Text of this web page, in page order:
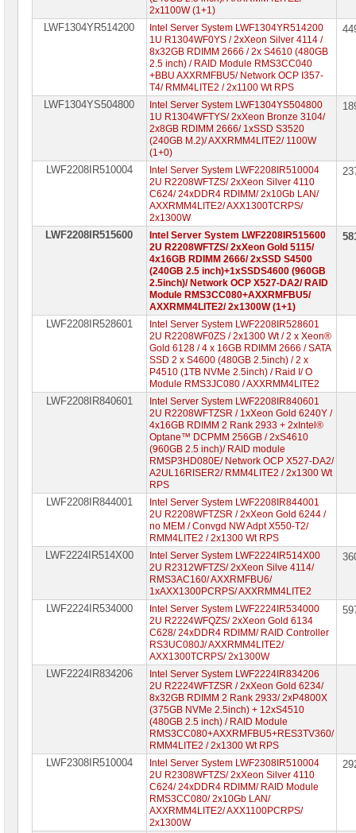
2x1100W (1+1)
LWF1304YR514200
Intel Server System LWF1304YR514200
1U R1304WF0YS / 2xXeon Silver 4114 /
8x32GB RDIMM 2666 / 2x S4610 (480GB
2.5 inch) / RAID Module RMS3CC040
+BBU AXXRMFBU5/ Network OCP I357-
T4/ RMM4LITE2 / 2x1100 Wt RPS
LWF1304YS504800
Intel Server System LWF1304YS504800
1U R1304WFTYS/ 2xXeon Bronze 3104/
2x8GB RDIMM 2666/ 1xSSD S3520
(240GB M.2)/ AXXRMM4LITE2/ 1100W
(1+0)
LWF2208IR510004
Intel Server System LWF2208IR510004
2U R2208WFTZS/ 2xXeon Silver 4110
C624/ 24xDDR4 RDIMM/ 2x10Gb LAN/
AXXRMM4LITE2/ AXX1300TCRPS/
2x1300W
LWF2208IR515600
Intel Server System LWF2208IR515600
2U R2208WFTZS/ 2xXeon Gold 5115/
4x16GB RDIMM 2666/ 2xSSD S4500
(240GB 2.5 inch)+1xSSDS4600 (960GB
2.5inch)/ Network OCP X527-DA2/ RAID
Module RMS3CC080+AXXRMFBU5/
AXXRMM4LITE2/ 2x1300W (1+1)
LWF2208IR528601
Intel Server System LWF2208IR528601
2U R2208WF0ZS / 2x1300 Wt / 2 x Xeon®
Gold 6128 / 4 x 16GB RDIMM 2666 / SATA
SSD 2 x S4600 (480GB 2.5inch) / 2 x
P4510 (1TB NVMe 2.5inch) / Raid I/ O
Module RMS3JC080 / AXXRMM4LITE2
LWF2208IR840601
Intel Server System LWF2208IR840601
2U R2208WFTZSR / 1xXeon Gold 6240Y /
4x16GB RDIMM 2 Rank 2933 + 2xIntel®
Optane™ DCPMM 256GB / 2xS4610
(960GB 2.5 inch)/ RAID module
RMSP3HD080E/ Network OCP X527-DA2/
A2UL16RISER2/ RMM4LITE2 / 2x1300 Wt
RPS
LWF2208IR844001
Intel Server System LWF2208IR844001
2U R2208WFTZSR / 2xXeon Gold 6244 /
no MEM / Convgd NW Adpt X550-T2/
RMM4LITE2 / 2x1300 Wt RPS
LWF2224IR514X00
Intel Server System LWF2224IR514X00
2U R2312WFTZS/ 2xXeon Silve 4114/
RMS3AC160/ AXXRMFBU6/
1xAXX1300PCRPS/ AXXRMM4LITE2
LWF2224IR534000
Intel Server System LWF2224IR534000
2U R2224WFQZS/ 2xXeon Gold 6134
C628/ 24xDDR4 RDIMM/ RAID Controller
RS3UC080J/ AXXRMM4LITE2/
AXX1300TCRPS/ 2x1300W
LWF2224IR834206
Intel Server System LWF2224IR834206
2U R2224WFTZSR / 2xXeon Gold 6234/
8x32GB RDIMM 2 Rank 2933/ 2xP4800X
(375GB NVMe 2.5inch) + 12xS4510
(480GB 2.5 inch) / RAID Module
RMS3CC080+AXXRMFBU5+RES3TV360/
RMM4LITE2 / 2x1300 Wt RPS
LWF2308IR510004
Intel Server System LWF2308IR510004
2U R2308WFTZS/ 2xXeon Silver 4110
C624/ 24xDDR4 RDIMM/ RAID Module
RMS3CC080/ 2x10Gb LAN/
AXXRMM4LITE2/ AXX1100PCRPS/
2x1300W